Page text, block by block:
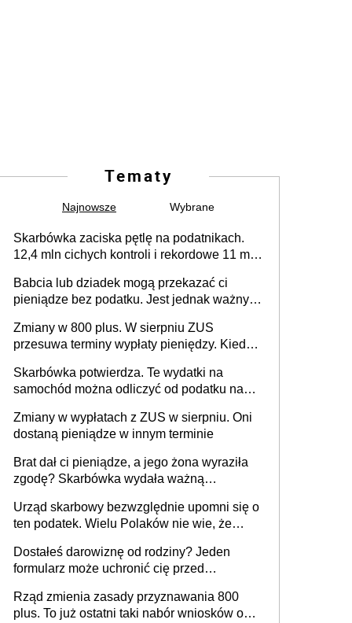
Tematy
Najnowsze Wybrane
Skarbówka zaciska pętlę na podatnikach.
12,4 mln cichych kontroli i rekordowe 11 mld
Babcia lub dziadek mogą przekazać ci
pieniądze bez podatku. Jest jednak ważny
Zmiany w 800 plus. W sierpniu ZUS
przesuwa terminy wypłaty pieniędzy. Kiedy
Skarbówka potwierdza. Te wydatki na
samochód można odliczyć od podatku nawet
Zmiany w wypłatach z ZUS w sierpniu. Oni
dostaną pieniądze w innym terminie
Brat dał ci pieniądze, a jego żona wyraziła
zgodę? Skarbówka wydała ważną
Urząd skarbowy bezwzględnie upomni się o
ten podatek. Wielu Polaków nie wie, że
oznacza kary
Dostałeś darowiznę od rodziny? Jeden
formularz może uchronić cię przed
Rząd zmienia zasady przyznawania 800
plus. To już ostatni taki nabór wniosków o